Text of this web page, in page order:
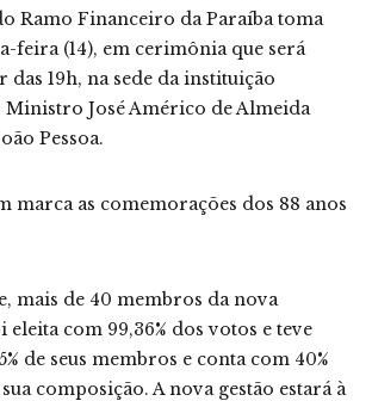
Ramo Financeiro da Paraíba toma
feira (14), em cerimônia que será
19h, na sede da instituição
Ministro José Américo de Almeida
Pessoa.
marca as comemorações dos 88 anos
mais de 40 membros da nova
com 99,36% dos votos e teve
de seus membros e conta com 40%
composição. A nova gestão estará à